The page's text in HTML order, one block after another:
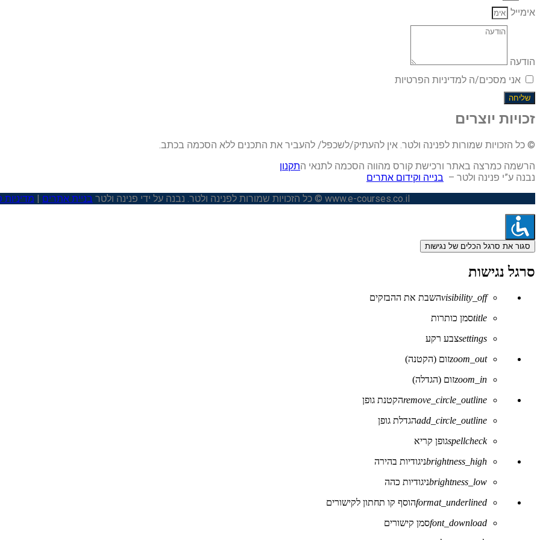
אימייל
הודעה
אני מסכים/ה למדיניות הפרטיות
שליחה
זכויות יוצרים
© כל הזכויות שמורות לפנינה ולטר. אין להעתיק/לשכפל/ להעביר את התכנים ללא הסכמה בכתב.
הרשמה כמרצה באתר ורכישת קורס מהווה הסכמה לתנאי התקנון
נבנה ע”י פנינה ולטר – בנייה וקידום אתרים
www.e-courses.co.il © כל הזכויות שמורות לפנינה ולטר. נבנה על ידי פנינה ולטר
בניית אתרים | מדיניות
סגור את סרגל הכלים של נגישות
סרגל נגישות
visibility_offהשבת את ההבזקים
titleסמן כותרות
settingsצבע רקע
zoom_outזום (הקטנה)
zoom_inזום (הגדלה)
remove_circle_outlineהקטנת גופן
add_circle_outlineהגדלת גופן
spellcheckגופן קריא
brightness_highניגודיות בהירה
brightness_lowניגודיות כהה
format_underlinedהוסף קו תחתון לקישורים
font_downloadסמן קישורים